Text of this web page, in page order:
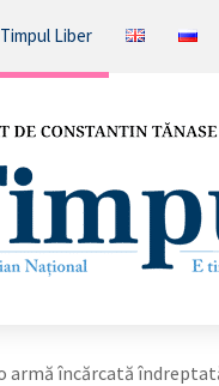
Timpul Liber
încărcată